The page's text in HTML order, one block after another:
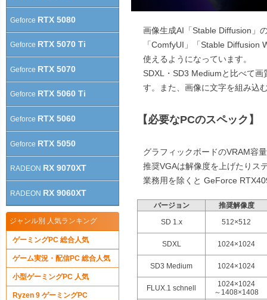
画像生成AI「Stable Diffusion」
「ComfyUI」「Stable
使えるようになっています。
SDXL・SD3 Mediumと比べて
す。また、画像に文字を組み込
【必要なPCのスペック】
グラフィックボードのVRAM容
推奨VGAは解像度を上げたりス
業務用を除くと GeForce
バージョン
推奨解像度
SD 1.x
512×512
SDXL 1024×1024
SD3 Medium 1024×1024
FLUX.1 schnell
1024×1024
～1408×1408
Geforce RTX 5080
Geforce RTX 5070 Ti
Geforce RTX 5070
Geforce RTX 5060 Ti
Geforce RTX 5060
Geforce RTX 5050
RADEON RX 9070XT
RADEON RX 9060XT
ジャンル別 人気ランキング
ゲーミングPC 総合人気
ゲーム実況・配信PC 総合人気
小型ゲーミングPC 人気
Ryzen 9 ゲーミングPC